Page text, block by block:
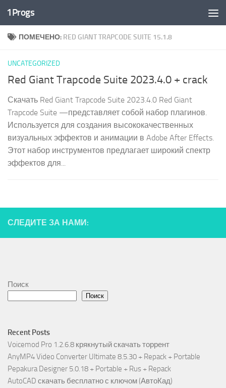
Перейти к содержимому
1Progs
ПОМЕЧЕНО: RED GIANT TRAPCODE SUITE 15.1.8
UNCATEGORIZED
Red Giant Trapcode Suite 2023.4.0 + crack
Скачать Red Giant Trapcode Suite 2023.4.0 Red Giant
Trapcode Suite —представляет собой набор плагинов.
Используется для создания высококачественных
визуальных эффектов и анимации в Adobe After Effects.
Этот набор инструментов предлагает широкий спектр
эффектов для...
СЛЕДИТЕ ЗА НАМИ:
Поиск
Поиск
Recent Posts
Voicemod Pro 1.2.6.8 крякнутый скачать торрент
AnyMP4 Video Converter Ultimate 8.5.30 + Repack + Portable
Pepakura Designer 5.0.18 + Portable + Rus + Repack
AutoCAD скачать бесплатно с ключом (АвтоКад)